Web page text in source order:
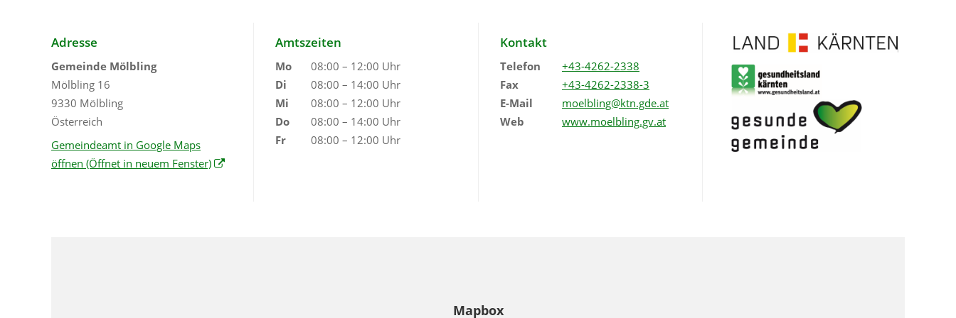
Adresse
Gemeinde Mölbling
Mölbling 16
9330 Mölbling
Österreich
Gemeindeamt in Google Maps
öffnen (Öffnet in neuem Fenster)
Amtszeiten
Mo
08:00 – 12:00 Uhr
Di
08:00 – 14:00 Uhr
Mi
08:00 – 12:00 Uhr
Do
08:00 – 14:00 Uhr
Fr
08:00 – 12:00 Uhr
Kontakt
Telefon
+43-4262-2338
Fax
+43-4262-2338-3
E-Mail
moelbling@ktn.gde.at
Web
www.moelbling.gv.at
Mapbox